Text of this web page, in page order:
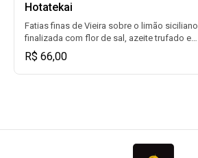
Hotatekai
Fatias finas de Vieira sobre o limão siciliano
finalizada com flor de sal, azeite trufado e
ovas.
R$ 66,00